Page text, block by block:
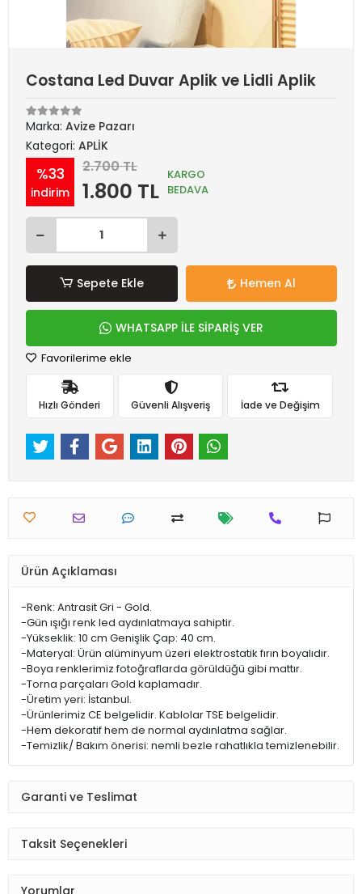
Costana Led Duvar Aplik ve Lidli Aplik
Marka: Avize Pazarı
Kategori: APLİK
%33
indirim
2.700 TL
1.800 TL
KARGO
BEDAVA
Sepete Ekle Hemen Al
WHATSAPP İLE SİPARİŞ VER
Favorilerime ekle
Hızlı Gönderi Güvenli Alışveriş İade ve Değişim
Ürün Açıklaması
-Renk: Antrasit Gri - Gold.
-Gün ışığı renk led aydınlatmaya sahiptir.
-Yükseklik: 10 cm Genişlik Çap: 40 cm.
-Materyal: Ürün alüminyum üzeri elektrostatik fırın boyalıdır.
-Boya renklerimiz fotoğraflarda görüldüğü gibi mattır.
-Torna parçaları Gold kaplamadır.
-Üretim yeri: İstanbul.
-Ürünlerimiz CE belgelidir. Kablolar TSE belgelidir.
-Hem dekoratif hem de normal aydınlatma sağlar.
-Temizlik/ Bakım önerisi: nemli bezle rahatlıkla temizlenebilir.
Garanti ve Teslimat
Taksit Seçenekleri
Yorumlar